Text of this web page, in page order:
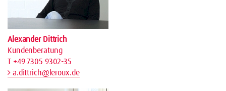
Alexander Dittrich
Kundenberatung
T +49 7305 9302-35
a.dittrich@leroux.de